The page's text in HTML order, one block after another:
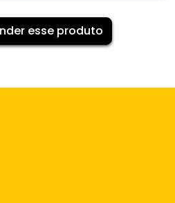
esse produto